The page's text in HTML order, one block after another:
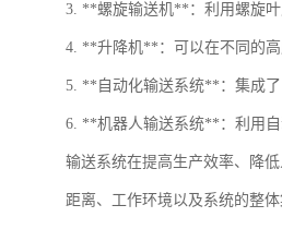
3. **螺旋输送机**：利用螺旋叶
4. **升降机**：可以在不同的高
5. **自动化输送系统**：集成了
6. **机器人输送系统**：利用自
输送系统在提高生产效率、降
距离、工作环境以及系统的整体